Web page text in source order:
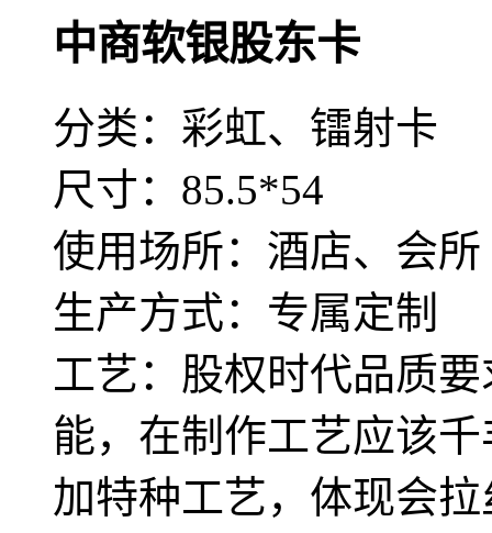
中商软银股东卡
分类：彩虹、镭射卡
尺寸：85.5*54
使用场所：酒店、会所
生产方式：专属定制
工艺：股权时代品质
能，在制作工艺应该
加特种工艺，体现会